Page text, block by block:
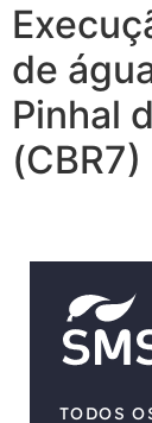
de
Pinhal
(CBR7)
TODOS